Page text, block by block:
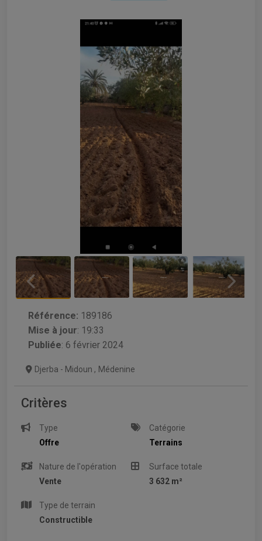
Référence: 189186
Mise à jour: 19:33
Publiée: 6 février 2024
Djerba - Midoun , Médenine
Critères
Type
Offre
Catégorie
Terrains
Nature de l'opération
Vente
Surface totale
3 632 m²
Type de terrain
Constructible